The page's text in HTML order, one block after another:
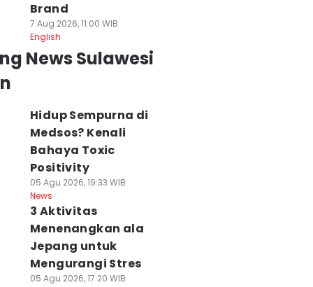
Brand
7 Aug 2026, 11:00 WIB
English
News Sulawesi
Hidup Sempurna di
Medsos? Kenali
Bahaya Toxic
Positivity
05 Agu 2026, 19:33 WIB
News
3 Aktivitas
Menenangkan ala
Jepang untuk
Mengurangi Stres
05 Agu 2026, 17:20 WIB